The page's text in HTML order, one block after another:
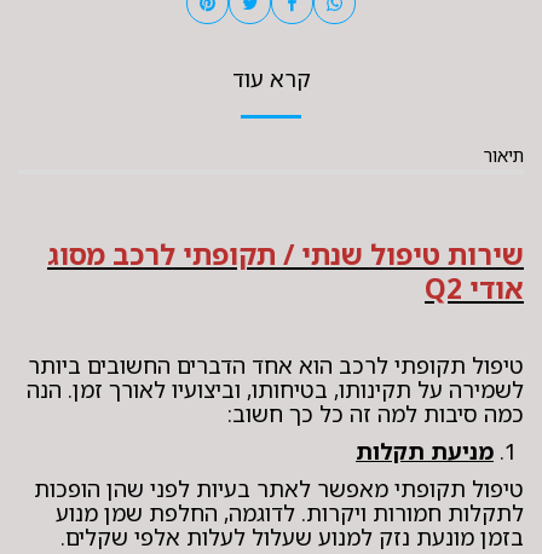
קרא עוד
תיאור
שירות טיפול שנתי / תקופתי לרכב מסוג
אודי Q2
טיפול תקופתי לרכב הוא אחד הדברים החשובים ביותר
לשמירה על תקינותו, בטיחותו, וביצועיו לאורך זמן. הנה
כמה סיבות למה זה כל כך חשוב:
מניעת תקלות
טיפול תקופתי מאפשר לאתר בעיות לפני שהן הופכות
לתקלות חמורות ויקרות. לדוגמה, החלפת שמן מנוע
בזמן מונעת נזק למנוע שעלול לעלות אלפי שקלים.